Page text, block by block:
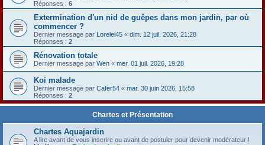
Réponses : 6
Extermination d'un nid de guêpes dans mon jardin, par où
commencer ?
Dernier message par Lorelei45 « dim. 12 juil. 2026, 21:28
Réponses : 2
Rénovation totale
Dernier message par Wen « mer. 01 juil. 2026, 19:28
Koi malade
Dernier message par Cafer54 « mar. 30 juin 2026, 15:58
Réponses : 2
Chartes et Présentation
Chartes Aquajardin
A lire avant de vous inscrire ou avant de postuler pour devenir modérateur !